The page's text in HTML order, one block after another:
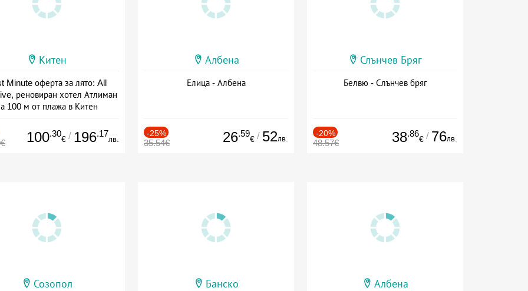
Китен
Minute оферта за лято: All
реновиран хотел Атлиман
100 м от плажа в Китен
100.30
€ / 196.17
лв.
Албена
Елица - Албена
-25%
35.54€ 26.59
€ / 52лв.
Слънчев Бряг
Белвю - Слънчев бряг
-20%
48.57€ 38.86
€ / 76лв.
Созопол Банско Албена